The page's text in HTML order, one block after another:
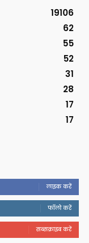
19106
62
55
52
31
28
17
17
लाइक करें
फॉलो करें
सब्सक्राइब करें